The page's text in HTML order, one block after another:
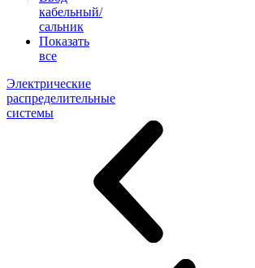
кабельный/
сальник
Показать
все
Электрические
распределительные
системы